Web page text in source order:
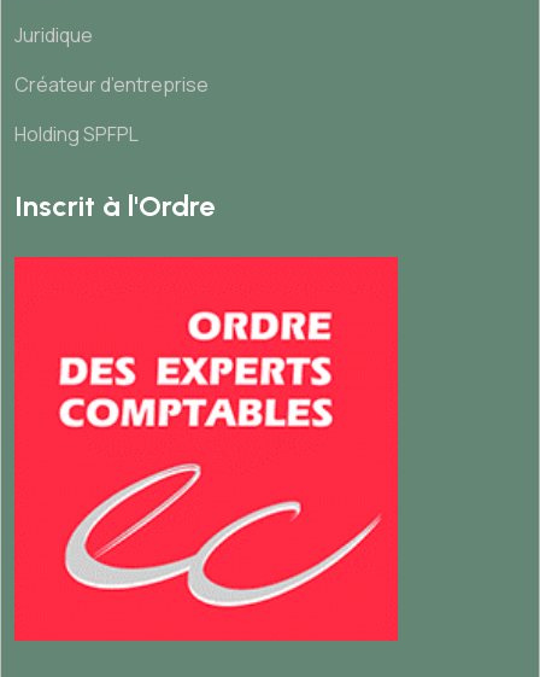
Juridique
Créateur d’entreprise
Holding SPFPL
Inscrit à l'Ordre